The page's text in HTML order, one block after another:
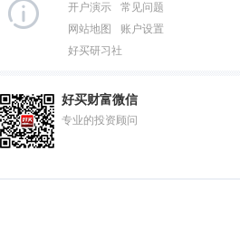
开户演示
常见问题
网站地图
账户设置
好买研习社
好买财富微信
专业的投资顾问